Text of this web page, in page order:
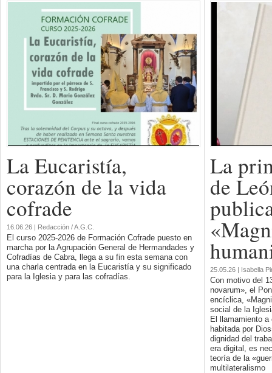
La Eucaristía,
corazón de la vida
cofrade
16.06.26 | Redacción / A.G.C.
El curso 2025-2026 de Formación Cofrade puesto en
marcha por la Agrupación General de Hermandades y
Cofradías de Cabra, llega a su fin esta semana con
una charla centrada en la Eucaristía y su significado
para la Iglesia y para las cofradías.
La
de
25.05.26 | Isabella
Con motivo del
novarum», el
encíclica,
social de la
El llamamiento
habitada por
dignidad del
era digital, es
teoría de la
multilateralismo